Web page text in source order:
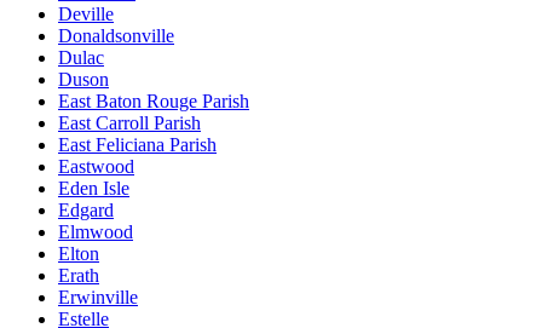
Deville
Donaldsonville
Dulac
Duson
East Baton Rouge Parish
East Carroll Parish
East Feliciana Parish
Eastwood
Eden Isle
Edgard
Elmwood
Elton
Erath
Erwinville
Estelle